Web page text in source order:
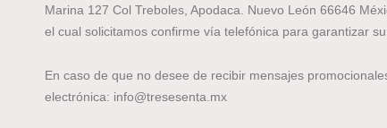
Marina 127 Col Treboles, Apodaca. Nuevo León 66646
el cual solicitamos confirme vía telefónica para garantizar
En caso de que no desee de recibir mensajes
electrónica: info@tresesenta.mx